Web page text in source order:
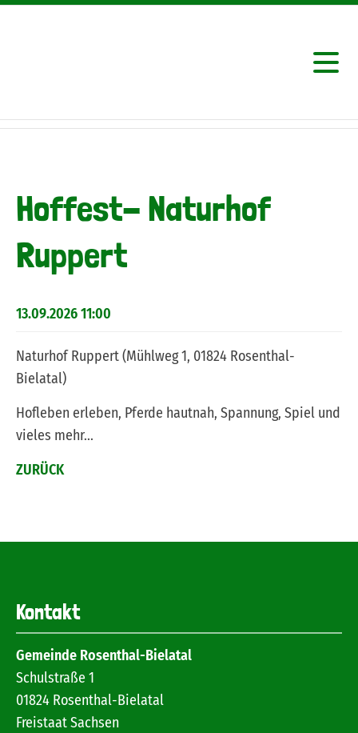
Hoffest- Naturhof
Ruppert
13.09.2026 11:00
Naturhof Ruppert (Mühlweg 1, 01824 Rosenthal-
Bielatal)
Hofleben erleben, Pferde hautnah, Spannung, Spiel und
vieles mehr...
ZURÜCK
Kontakt
Gemeinde Rosenthal-Bielatal
Schulstraße 1
01824 Rosenthal-Bielatal
Freistaat Sachsen